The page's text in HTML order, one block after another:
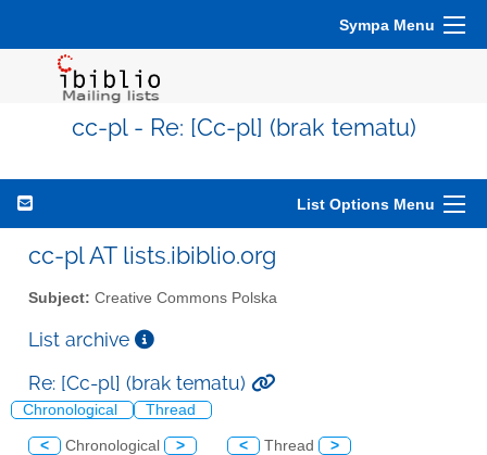
Sympa Menu
cc-pl - Re: [Cc-pl] (brak tematu)
List Options Menu
cc-pl AT lists.ibiblio.org
Subject: Creative Commons Polska
List archive
Re: [Cc-pl] (brak tematu)
Chronological Thread
< Chronological > < Thread >